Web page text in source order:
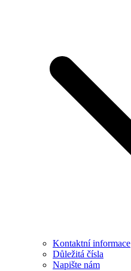
Kontaktní informace
Důležitá čísla
Napište nám